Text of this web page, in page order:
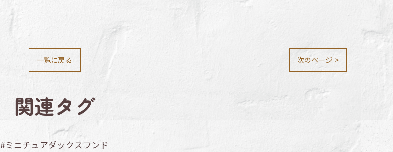
一覧に戻る 次のページ >
関連タグ
#ミニチュアダックスフンド